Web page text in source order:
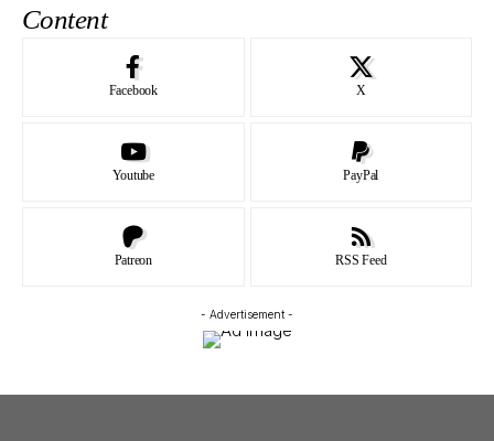
Content
Facebook X
Youtube PayPal
Patreon RSS Feed
- Advertisement -